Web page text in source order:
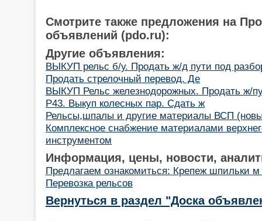
Смотрите также предложения на
объявлений (pdo.ru):
Другие объявления:
ВЫКУП рельс б/у. Продать ж/д пути под
Продать стрелочный перевод. Де
ВЫКУП Рельс железнодорожных. Продать ж/
Р43. Выкуп колесных пар. Сдать ж
Рельсы,шпалы и другие материалы ВСП
Комплексное снабжение материалами
инструментом
Информация, цены, новости,
Предлагаем ознакомиться: Крепеж шпильки м
Перевозка рельсов
Вернуться в раздел "Доска